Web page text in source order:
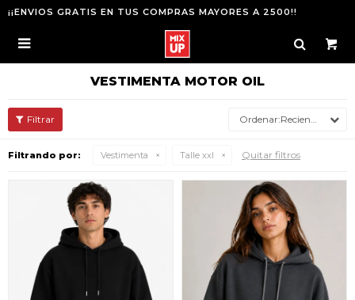
¡¡ENVIOS GRATIS EN TUS COMPRAS MAYORES A 2500!!

VESTIMENTA MOTOR OIL
Recientes
Filtrando por: Vestimenta Talle xxl Quitar filtros